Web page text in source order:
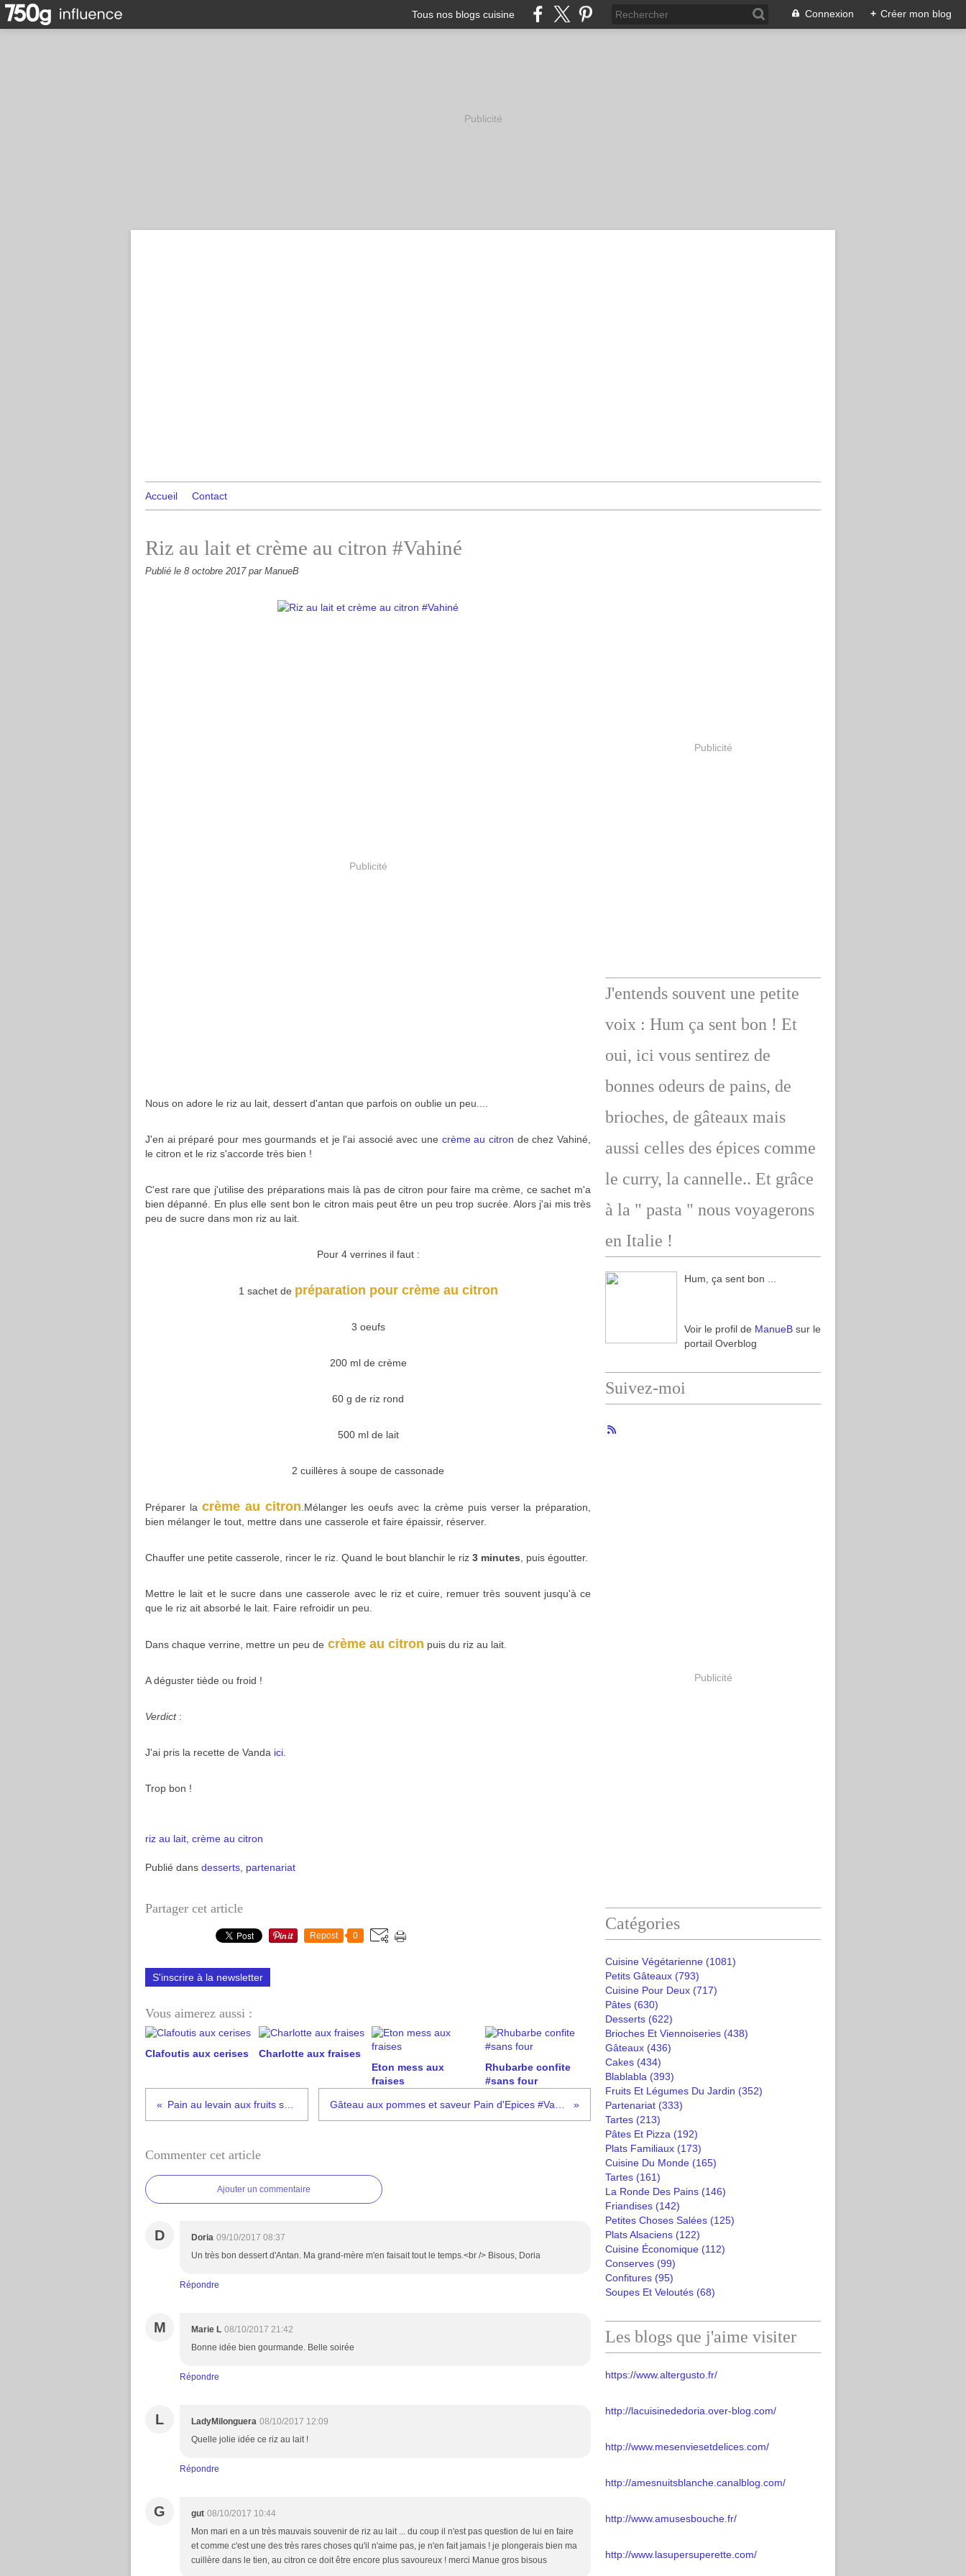
Tous nos blogs cuisine Connexion + Créer mon blog
Publicité
Accueil Contact
Riz au lait et crème au citron #Vahiné
Publié le 8 octobre 2017 par ManueB
Publicité
Nous on adore le riz au lait, dessert d'antan que parfois on oublie un peu....
J'en ai préparé pour mes gourmands et je l'ai associé avec une crème au citron de chez Vahiné,
le citron et le riz s'accorde très bien !
C'est rare que j'utilise des préparations mais là pas de citron pour faire ma crème, ce sachet m'a
bien dépanné. En plus elle sent bon le citron mais peut être un peu trop sucrée. Alors j'ai mis très
peu de sucre dans mon riz au lait.
Pour 4 verrines il faut :
1 sachet de préparation pour crème au citron
3 oeufs
200 ml de crème
60 g de riz rond
500 ml de lait
2 cuillères à soupe de cassonade
Préparer lacrème au citron .Mélanger les oeufs avec la crème puis verser la préparation,
bien mélanger le tout, mettre dans une casserole et faire épaissir, réserver.
Chauffer une petite casserole, rincer le riz. Quand le bout blanchir le riz 3 minutes , puis égoutter.
Mettre le lait et le sucre dans une casserole avec le riz et cuire, remuer très souvent jusqu'à ce
que le riz ait absorbé le lait. Faire refroidir un peu.
Dans chaque verrine, mettre un peu de crème au citron puis du riz au lait.
A déguster tiède ou froid !
Verdict:
J'ai pris la recette de Vanda ici
Trop bon !
riz au lait crème au citron
Publié dans desserts partenariat
Partager cet article
Repost 0
S'inscrire à la newsletter
Vous aimerez aussi :
Clafoutis aux cerises
Charlotte aux fraises
Eton mess aux
fraises
Rhubarbe confite
#sans four
Commenter cet article
Ajouter un commentaire
D Doria 09/10/2017 08:37
Un très bon dessert d'Antan. Ma grand-mère m'en faisait tout le temps.<br /> Bisous, Doria
Répondre
M Marie L 08/10/2017 21:42
Bonne idée bien gourmande. Belle soirée
Répondre
L LadyMilonguera 08/10/2017 12:09
Quelle jolie idée ce riz au lait !
Répondre
G gut 08/10/2017 10:44
Mon mari en a un très mauvais souvenir de riz au lait ... du coup il n'est pas question de lui en faire
et comme c'est une des très rares choses qu'il n'aime pas, je n'en fait jamais ! je plongerais bien ma
cuillère dans le tien, au citron ce doit être encore plus savoureux ! merci Manue gros bisous
Publicité
J'entends souvent une petite
voix : Hum ça sent bon ! Et
oui, ici vous sentirez de
bonnes odeurs de pains, de
brioches, de gâteaux mais
aussi celles des épices comme
le curry, la cannelle.. Et grâce
à la " pasta " nous voyagerons
en Italie !
Hum, ça sent bon ...
Voir le profil de ManueB sur le
portail Overblog
Suivez-moi
Publicité
Catégories
Cuisine Végétarienne (1081)
Petits Gâteaux (793)
Cuisine Pour Deux (717)
Pâtes (630)
Desserts (622)
Brioches Et Viennoiseries (438)
Gâteaux (436)
Cakes (434)
Blablabla (393)
Fruits Et Légumes Du Jardin (352)
Partenariat (333)
Tartes (213)
Pâtes Et Pizza (192)
Plats Familiaux (173)
Cuisine Du Monde (165)
Tartes (161)
La Ronde Des Pains (146)
Friandises (142)
Petites Choses Salées (125)
Plats Alsaciens (122)
Cuisine Économique (112)
Conserves (99)
Confitures (95)
Soupes Et Veloutés (68)
Les blogs que j'aime visiter
https://www.altergusto.fr/
http://lacuisinededoria.over-blog.com/
http://www.mesenviesetdelices.com/
http://amesnuitsblanche.canalblog.com/
http://www.amusesbouche.fr/
http://www.lasupersuperette.com/